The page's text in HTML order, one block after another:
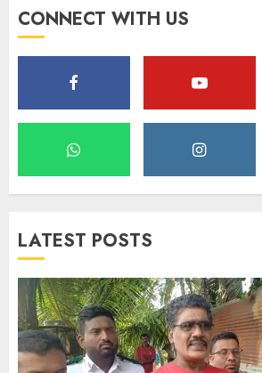
CONNECT WITH US
LATEST POSTS